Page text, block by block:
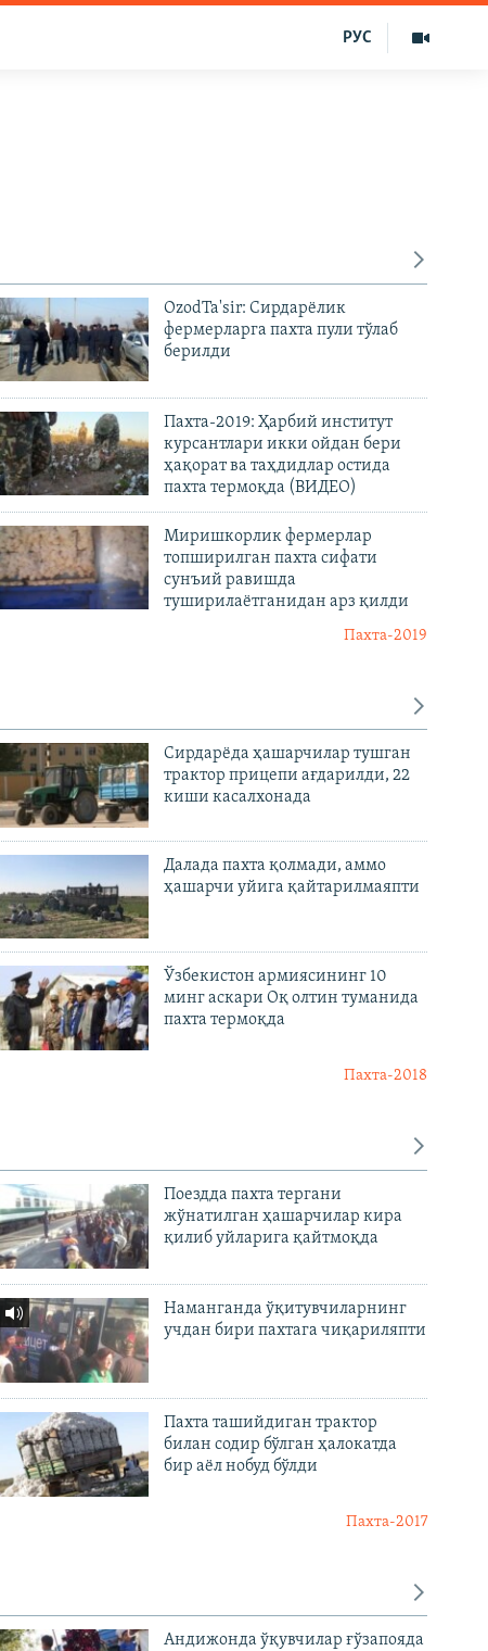
РУС
ОzodTa'sir: Сирдарёлик
фермерларга пахта пули тўлаб
берилди
Пахта-2019: Ҳарбий институт
курсантлари икки ойдан бери
ҳақорат ва таҳдидлар остида
пахта термоқда (ВИДЕО)
Миришкорлик фермерлар
топширилган пахта сифати
сунъий равишда
туширилаётганидан арз қилди
Пахта-2019
Сирдарёда ҳашарчилар тушган
трактор прицепи ағдарилди, 22
киши касалхонада
Далада пахта қолмади, аммо
ҳашарчи уйига қайтарилмаяпти
Ўзбекистон армиясининг 10
минг аскари Оқ олтин туманида
пахта термоқда
Пахта-2018
Поездда пахта тергани
жўнатилган ҳашарчилар кира
қилиб уйларига қайтмоқда
Наманганда ўқитувчиларнинг
учдан бири пахтага чиқариляпти
Пахта ташийдиган трактор
билан содир бўлган ҳалокатда
бир аёл нобуд бўлди
Пахта-2017
Андижонда ўқувчилар ғўзапояда